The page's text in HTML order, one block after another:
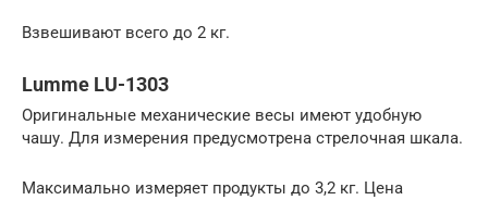
Взвешивают всего до 2 кг.
Lumme LU-1303
Оригинальные механические весы имеют удобную
чашу. Для измерения предусмотрена стрелочная шкала.
Максимально измеряет продукты до 3,2 кг. Цена